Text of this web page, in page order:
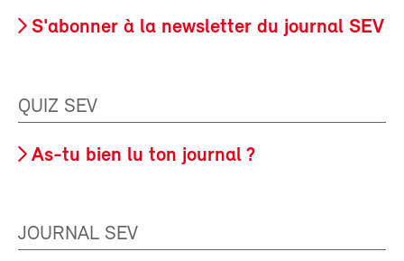
S'abonner à la newsletter du journal SEV
QUIZ SEV
As-tu bien lu ton journal ?
JOURNAL SEV